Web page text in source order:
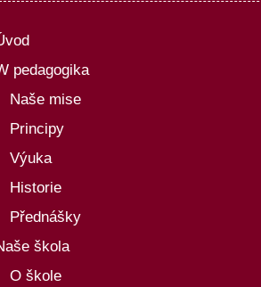
pedagogika
Naše mise
Principy
Výuka
Historie
Přednášky
škola
O škole